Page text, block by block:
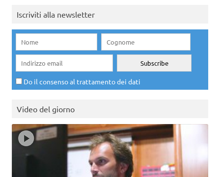
Iscriviti alla newsletter
Do il consenso al trattamento dei dati
Video del giorno